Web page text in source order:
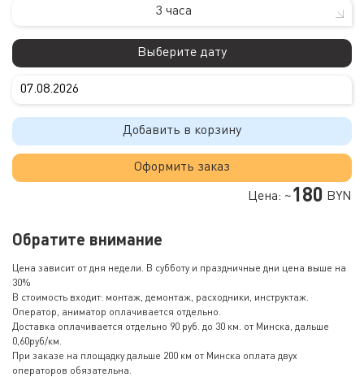
3 часа
Выберите дату
Добавить в корзину
Оформить заказ
Цена: ~180 BYN
Обратите внимание
Цена зависит от дня недели. В субботу и праздничные дни цена выше на
30%
В стоимость входит: монтаж, демонтаж, расходники, инструктаж.
Оператор, аниматор оплачивается отдельно.
Доставка оплачивается отдельно 90 руб. до 30 км. от Минска, дальше
0,60руб/км.
При заказе на площадку дальше 200 км от Минска оплата двух
операторов обязательна.